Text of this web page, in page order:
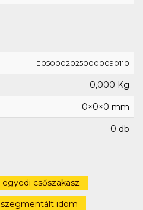
E0500020250000090110
0,000 Kg
0×0×0 mm
0 db
egyedi csőszakasz
szegmentált idom